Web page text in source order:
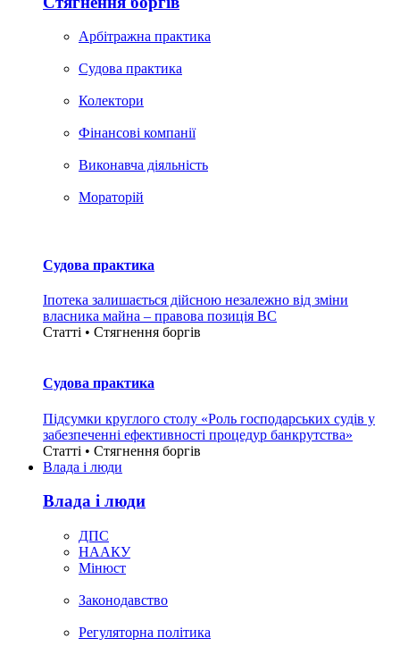
Арбітражна практика
Судова практика
Колектори
Фінансові компанії
Виконавча діяльність
Мораторій
Судова практика
Іпотека залишається дійсною незалежно від зміни
власника майна – правова позиція ВС
Статті • Стягнення боргiв
Судова практика
Підсумки круглого столу «Роль господарських судів у
забезпеченні ефективності процедур банкрутства»
Статті • Стягнення боргiв
Влада i люди
Влада i люди
ДПС
НААКУ
Мінюст
Законодавство
Регуляторна політика